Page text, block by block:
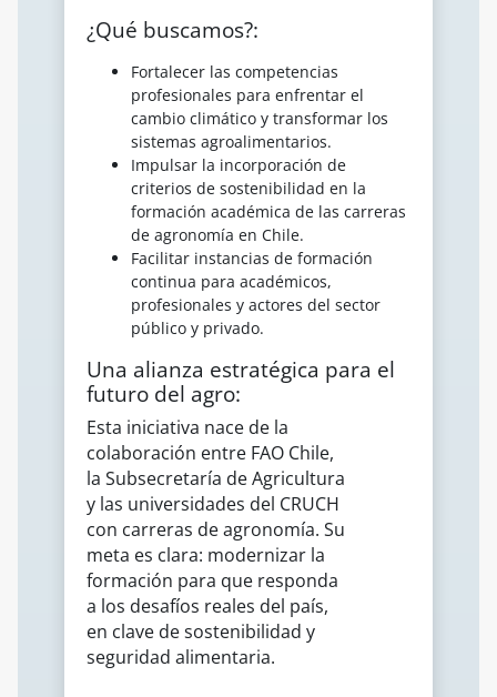
¿Qué buscamos?:
Fortalecer las competencias
profesionales para enfrentar el
cambio climático y transformar los
sistemas agroalimentarios.
Impulsar la incorporación de
criterios de sostenibilidad en la
formación académica de las carreras
de agronomía en Chile.
Facilitar instancias de formación
continua para académicos,
profesionales y actores del sector
público y privado.
Una alianza estratégica para el
futuro del agro:
Esta iniciativa nace de la
colaboración entre FAO Chile,
la Subsecretaría de Agricultura
y las universidades del CRUCH
con carreras de agronomía. Su
meta es clara: modernizar la
formación para que responda
a los desafíos reales del país,
en clave de sostenibilidad y
seguridad alimentaria.